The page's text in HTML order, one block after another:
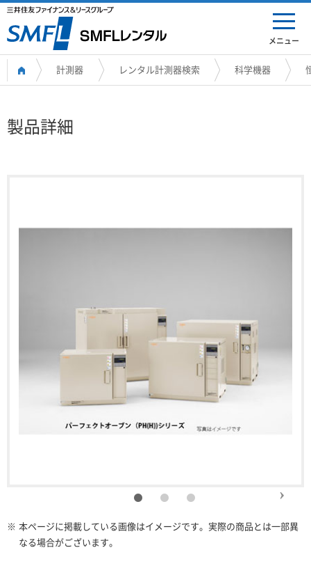
メニュー
計測器 レンタル計測器検索 科学機器
製品詳細
※ 本ページに掲載している画像はイメージです。実際の商品とは一部異
なる場合がございます。